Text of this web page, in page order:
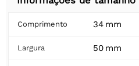
Comprimento 34 mm
Largura 50 mm